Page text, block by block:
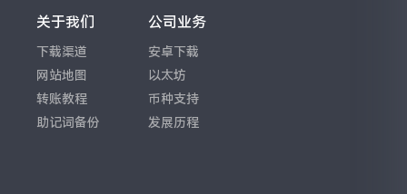
关于我们
下载渠道
网站地图
转账教程
助记词备份
公司业务
安卓下载
以太坊
币种支持
发展历程